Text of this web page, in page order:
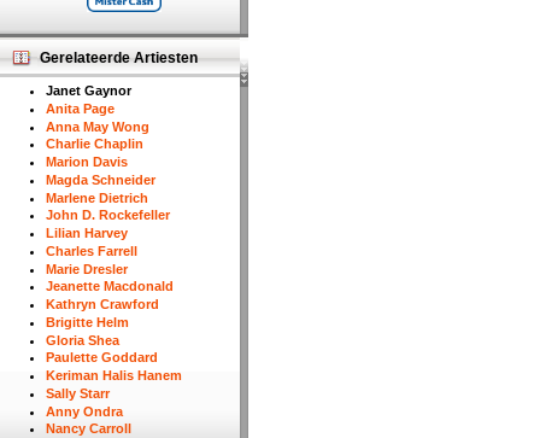
Gerelateerde Artiesten
Janet Gaynor
Anita Page
Anna May Wong
Charlie Chaplin
Marion Davis
Magda Schneider
Marlene Dietrich
John D. Rockefeller
Lilian Harvey
Charles Farrell
Marie Dresler
Jeanette Macdonald
Kathryn Crawford
Brigitte Helm
Gloria Shea
Paulette Goddard
Keriman Halis Hanem
Sally Starr
Anny Ondra
Nancy Carroll